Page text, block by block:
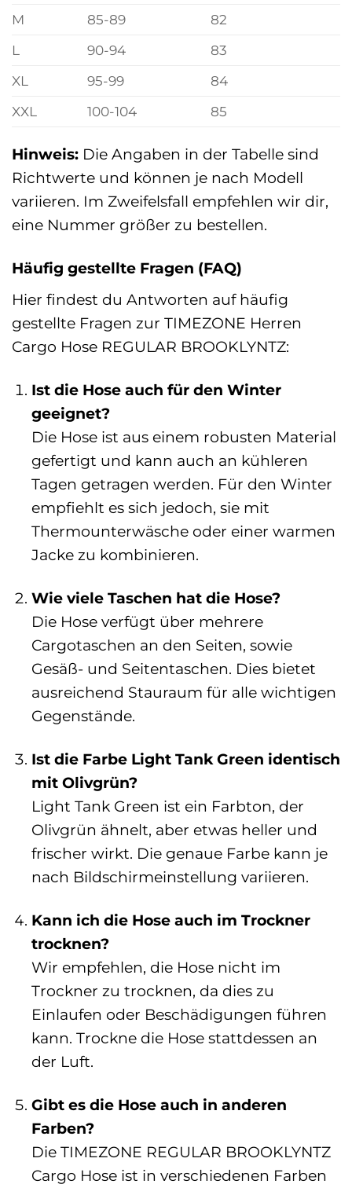
M 85-89
82
L
90-94
83
XL
95-99
84
XXL
100-104 85
Hinweis: Die Angaben in der Tabelle sind
Richtwerte und können je nach Modell
variieren. Im Zweifelsfall empfehlen wir dir,
eine Nummer größer zu bestellen.
Häufig gestellte Fragen (FAQ)
Hier findest du Antworten auf häufig
gestellte Fragen zur TIMEZONE Herren
Cargo Hose REGULAR BROOKLYNTZ:
Ist die Hose auch für den Winter
geeignet?
Die Hose ist aus einem robusten Material
gefertigt und kann auch an kühleren
Tagen getragen werden. Für den Winter
empfiehlt es sich jedoch, sie mit
Thermounterwäsche oder einer warmen
Jacke zu kombinieren.
Wie viele Taschen hat die Hose?
Die Hose verfügt über mehrere
Cargotaschen an den Seiten, sowie
Gesäß- und Seitentaschen. Dies bietet
ausreichend Stauraum für alle wichtigen
Gegenstände.
Ist die Farbe Light Tank Green identisch
mit Olivgrün?
Light Tank Green ist ein Farbton, der
Olivgrün ähnelt, aber etwas heller und
frischer wirkt. Die genaue Farbe kann je
nach Bildschirmeinstellung variieren.
Kann ich die Hose auch im Trockner
trocknen?
Wir empfehlen, die Hose nicht im
Trockner zu trocknen, da dies zu
Einlaufen oder Beschädigungen führen
kann. Trockne die Hose stattdessen an
der Luft.
Gibt es die Hose auch in anderen
Farben?
Die TIMEZONE REGULAR BROOKLYNTZ
Cargo Hose ist in verschiedenen Farben